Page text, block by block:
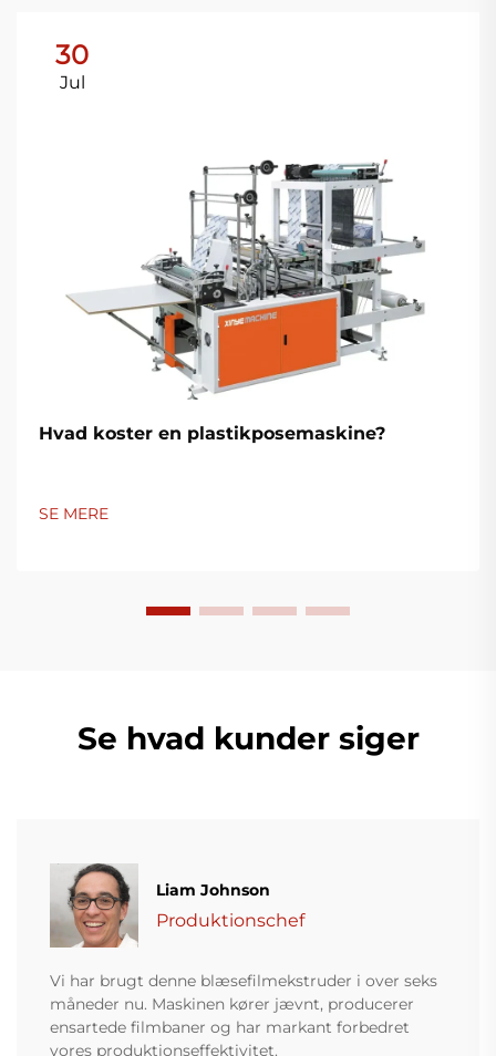
30
Jul
Hvad koster en plastikposemaskine?
SE MERE
Se hvad kunder siger
Liam Johnson
Produktionschef
Vi har brugt denne blæsefilmekstruder i over seks
måneder nu. Maskinen kører jævnt, producerer
ensartede filmbaner og har markant forbedret
vores produktionseffektivitet.